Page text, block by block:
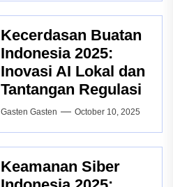
Kecerdasan Buatan
Indonesia 2025:
Inovasi AI Lokal dan
Tantangan Regulasi
Gasten Gasten October 10, 2025
Keamanan Siber